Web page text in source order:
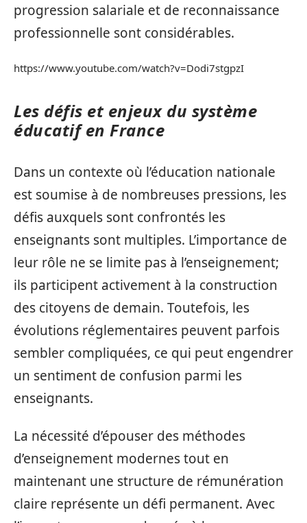
progression salariale et de reconnaissance
professionnelle sont considérables.
https://www.youtube.com/watch?v=Dodi7stgpzI
Les défis et enjeux du système
éducatif en France
Dans un contexte où l’éducation nationale
est soumise à de nombreuses pressions, les
défis auxquels sont confrontés les
enseignants sont multiples. L’importance de
leur rôle ne se limite pas à l’enseignement;
ils participent activement à la construction
des citoyens de demain. Toutefois, les
évolutions réglementaires peuvent parfois
sembler compliquées, ce qui peut engendrer
un sentiment de confusion parmi les
enseignants.
La nécessité d’épouser des méthodes
d’enseignement modernes tout en
maintenant une structure de rémunération
claire représente un défi permanent. Avec